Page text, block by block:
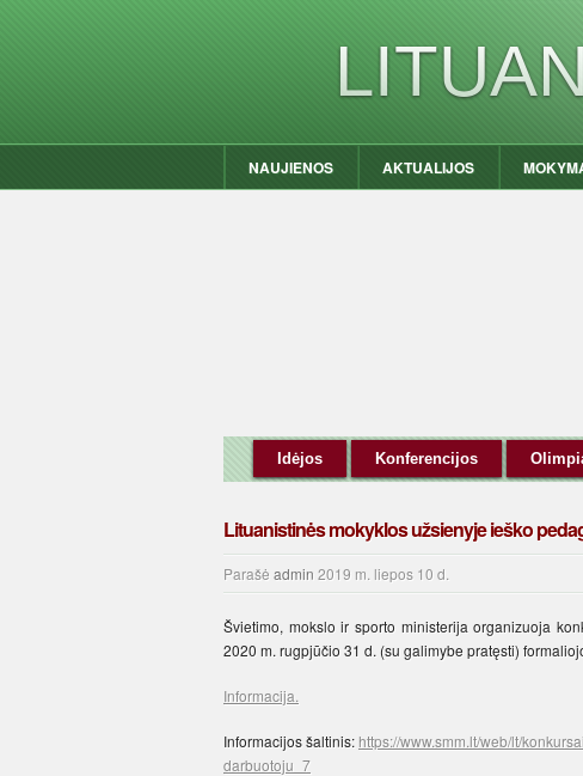
NAUJIENOS AKTUALIJOS
Idėjos Konferencijos
Lituanistinės mokyklos užsienyje ieško
Parašė admin 2019 m. liepos 10 d.
Švietimo, mokslo ir sporto ministerija organizuoja
2020 m. rugpjūčio 31 d. (su galimybe pratęsti)
Informacija.
Informacijos šaltinis: https://www.smm.lt/web/lt/
darbuotoju_7